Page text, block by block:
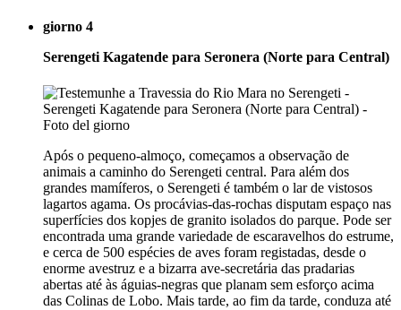
giorno 4
Serengeti Kagatende para Seronera (Norte para Central)
Após o pequeno-almoço, começamos a observação de
animais a caminho do Serengeti central. Para além dos
grandes mamíferos, o Serengeti é também o lar de vistosos
lagartos agama. Os procávias-das-rochas disputam espaço nas
superfícies dos kopjes de granito isolados do parque. Pode ser
encontrada uma grande variedade de escaravelhos do estrume,
e cerca de 500 espécies de aves foram registadas, desde o
enorme avestruz e a bizarra ave-secretária das pradarias
abertas até às águias-negras que planam sem esforço acima
das Colinas de Lobo. Mais tarde, ao fim da tarde, conduza até